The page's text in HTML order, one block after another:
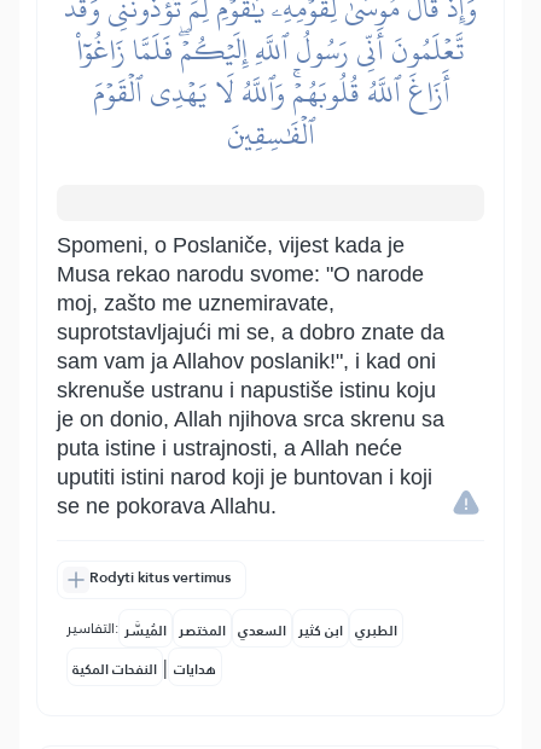
تَّعۡلَمُونَ أَنِّي رَسُولُ ٱللَّهِ إِلَيۡكُمۡۖ فَلَمَّا زَاغُوٓاْ
أَزَاغَ ٱللَّهُ قُلُوبَهُمۡۚ وَٱللَّهُ لَا يَهۡدِي ٱلۡقَوۡمَ
ٱلۡفَٰسِقِينَ
Spomeni, o Poslaniče, vijest kada je
Musa rekao narodu svome: "O narode
moj, zašto me uznemiravate,
suprotstavljajući mi se, a dobro znate da
sam vam ja Allahov poslanik!", i kad oni
skrenuše ustranu i napustiše istinu koju
je on donio, Allah njihova srca skrenu sa
puta istine i ustrajnosti, a Allah neće
uputiti istini narod koji je buntovan i koji
se ne pokorava Allahu.
Rodyti kitus vertimus
التفاسير: المُيسَّر المختصر السعدي ابن كثير الطبري
النفحات المكية | هدايات